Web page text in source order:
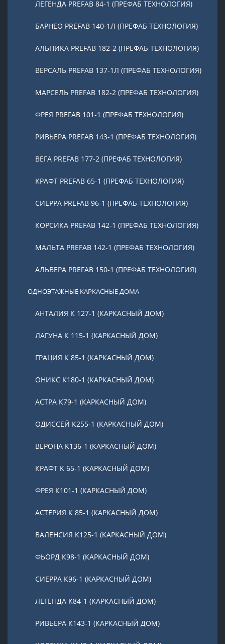
ЛЕГЕНДА PREFAB 84-1 (ПРЕФАБ ТЕХНОЛОГИЯ)
БАРНЕО PREFAB 140-1Л (ПРЕФАБ ТЕХНОЛОГИЯ)
АЛЬПИКА PREFAB 182-2 (ПРЕФАБ ТЕХНОЛОГИЯ)
ВЕРСАЛЬ PREFAB 137-1Л (ПРЕФАБ ТЕХНОЛОГИЯ)
МАРСЕЛЬ PREFAB 182-2 (ПРЕФАБ ТЕХНОЛОГИЯ)
ФРЕЯ PREFAB 101-1 (ПРЕФАБ ТЕХНОЛОГИЯ)
РИВЬЕРА PREFAB 143-1 (ПРЕФАБ ТЕХНОЛОГИЯ)
ВЕГА PREFAB 177-2 (ПРЕФАБ ТЕХНОЛОГИЯ)
КРАФТ PREFAB 65-1 (ПРЕФАБ ТЕХНОЛОГИЯ)
СИЕРРА PREFAB 96-1 (ПРЕФАБ ТЕХНОЛОГИЯ)
КОРСИКА PREFAB 142-1 (ПРЕФАБ ТЕХНОЛОГИЯ)
МАЛЬТА PREFAB 142-1 (ПРЕФАБ ТЕХНОЛОГИЯ)
АЛЬВЕРА PREFAB 150-1 (ПРЕФАБ ТЕХНОЛОГИЯ)
ОДНОЭТАЖНЫЕ КАРКАСНЫЕ ДОМА
АНТАЛИЯ К 127-1 (КАРКАСНЫЙ ДОМ)
ЛАГУНА К 115-1 (КАРКАСНЫЙ ДОМ)
ГРАЦИЯ К 85-1 (КАРКАСНЫЙ ДОМ)
ОНИКС К180-1 (КАРКАСНЫЙ ДОМ)
АСТРА К79-1 (КАРКАСНЫЙ ДОМ)
ОДИССЕЙ К255-1 (КАРКАСНЫЙ ДОМ)
ВЕРОНА К136-1 (КАРКАСНЫЙ ДОМ)
КРАФТ К 65-1 (КАРКАСНЫЙ ДОМ)
ФРЕЯ К101-1 (КАРКАСНЫЙ ДОМ)
АСТЕРИЯ К 85-1 (КАРКАСНЫЙ ДОМ)
ВАЛЕНСИЯ К125-1 (КАРКАСНЫЙ ДОМ)
ФЬОРД К98-1 (КАРКАСНЫЙ ДОМ)
СИЕРРА К96-1 (КАРКАСНЫЙ ДОМ)
ЛЕГЕНДА К84-1 (КАРКАСНЫЙ ДОМ)
РИВЬЕРА К143-1 (КАРКАСНЫЙ ДОМ)